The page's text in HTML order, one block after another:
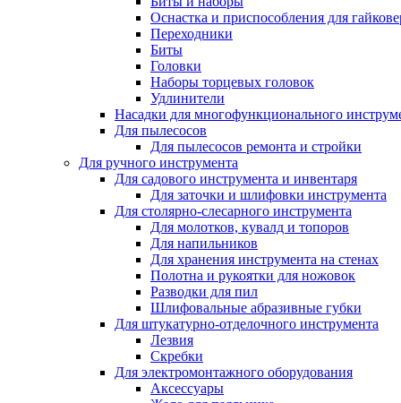
Оснастка и приспособления для
Переходники
Биты
Головки
Наборы торцевых головок
Удлинители
Насадки для многофункционального
Для пылесосов
Для пылесосов ремонта и стройки
Для ручного инструмента
Для садового инструмента и инвентаря
Для заточки и шлифовки инструмента
Для столярно-слесарного инструмента
Для молотков, кувалд и топоров
Для напильников
Для хранения инструмента на стенах
Полотна и рукоятки для ножовок
Разводки для пил
Шлифовальные абразивные губки
Для штукатурно-отделочного инструмента
Лезвия
Скребки
Для электромонтажного оборудования
Аксессуары